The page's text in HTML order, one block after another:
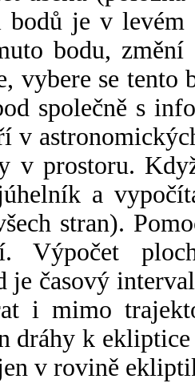
bodů je v
bodu,
vybere se tento
společně s
v
v prostoru.
a
stran).
Výpočet
je časový
i mimo
dráhy k
v rovině